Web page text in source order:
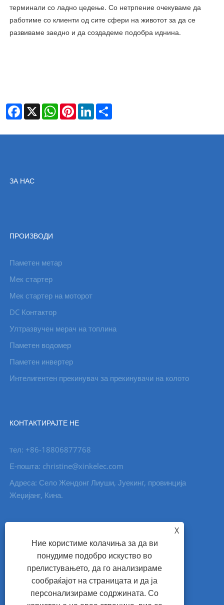
терминали со ладно цедење. Со нетрпение очекуваме да
работиме со клиенти од сите сфери на животот за да се
развиваме заедно и да создадеме подобра иднина.
Facebook
X WhatsAppPinterestLinkedIn
ЗА НАС
ПРОИЗВОДИ
Паметен метар
Мек стартер
Мек стартер на моторот
DC Контактор
Ултразвучен мерач на топлина
Паметен водомер
Паметен инвертер
Интелигентен прекинувач за прекинувачи на колото
КОНТАКТИРАЈТЕ НЕ
тел: +86-18806877768
Е-пошта: christine@xinkelec.com
Адреса: Село Жендонг Лиуши, Јуекинг, провинција
Жеџијанг, Кина.
X
Ние користиме колачиња за да ви
понудиме подобро искуство во
прелистувањето, да го анализираме
сообраќајот на страницата и да ја
персонализираме содржината. Со